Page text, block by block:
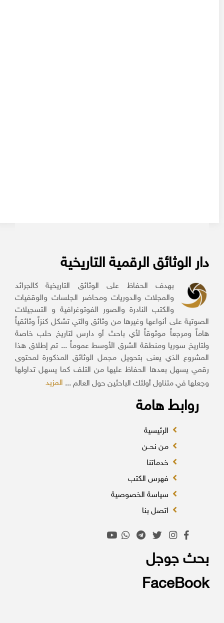
دار الوثائق الرقمية التاريخية
بهدف الحفاظ على الوثائق التاريخية كالجرائد
والمجلات والدوريات ومحاضر الجلسات والوقفيات
والكتب النادرة والصور الفوتوغرافية و التسجيلات
الصوتية على أنواعها وغيرها من وثائق والتي تشكل كنزاً وثائقياً
هاماً ومرجعاً موثوقاً لأي باحث أو دارس لتاريخ حلب خاصة
ولتاريخ سوريا ومنطقة الشرق الأوسط عموماً ... تم إطلاق هذا
المشروع الذي يعنى بتحويل مجمل الوثائق المذكورة لمحتوى
رقمي يسهل بعدها الحفاظ عليها من التلف كما يسهل تداولها
وجعلها في متناول أولئك الباحثين حول العالم ...المزيد
روابط هامة
الرئيسية
من نحــن
خدماتنا
فهرس الكتب
سياسة الخصوصية
اتصل بنا
بحث جوجل
FaceBook